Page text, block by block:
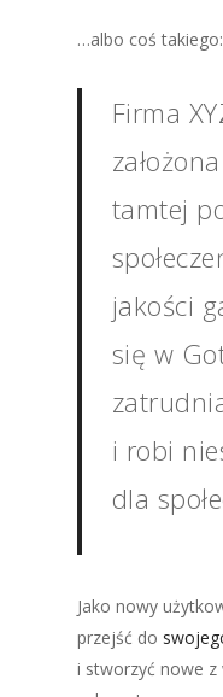
…albo coś takiego:
Firma
tamtej
jakości
się w
i robi
dla
Jako nowy
przejść do
i stworzyć nowe z